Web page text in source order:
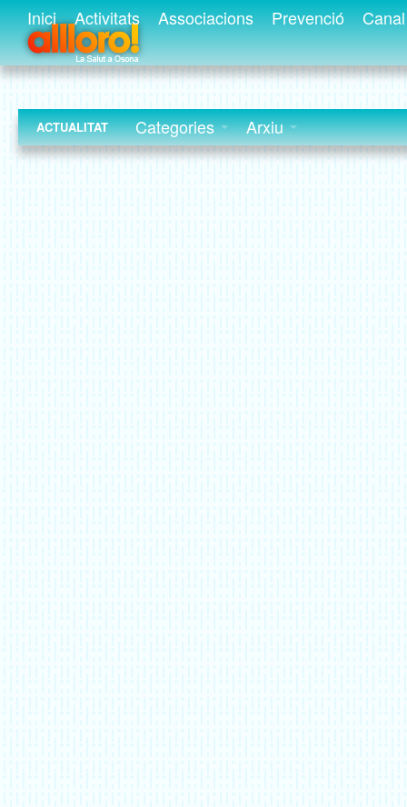
Inici Activitats Associacions Prevenció
ACTUALITAT Categories Arxiu